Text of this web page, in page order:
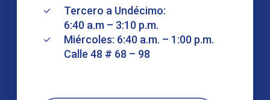
Tercero a Undécimo:
6:40 a.m – 3:10 p.m.
Miércoles: 6:40 a.m. – 1:00 p.m.
Calle 48 # 68 – 98